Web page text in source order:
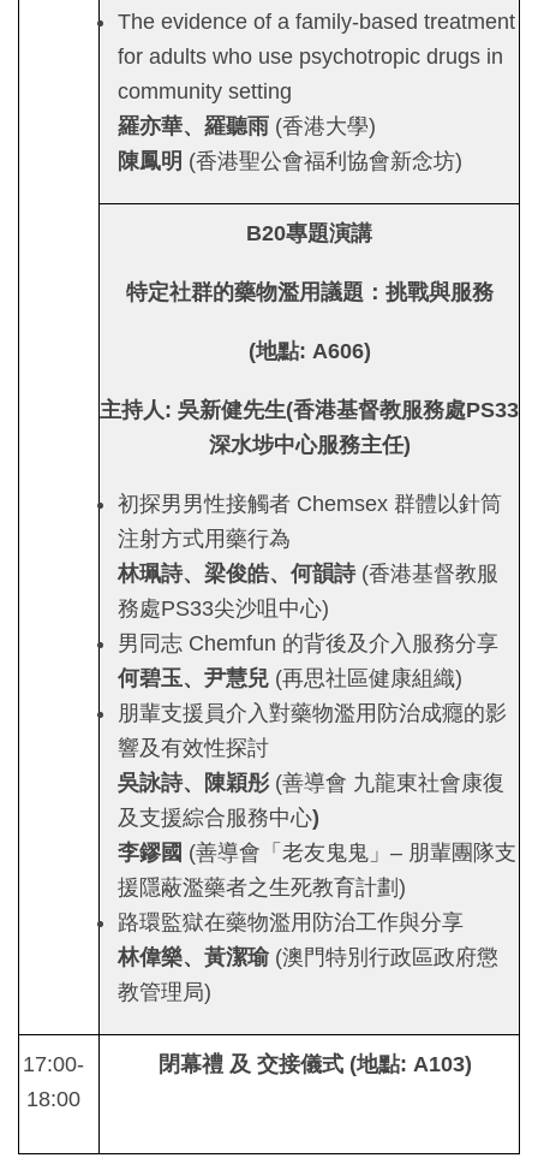
The evidence of a family-based treatment
for adults who use psychotropic drugs in
community setting
羅亦華、羅聽雨 (香港大學)
陳鳳明 (香港聖公會福利協會新念坊)
B20專題演講
特定社群的藥物濫用議題：挑戰與服務
(地點: A606)
主持人: 吳新健先生(香港基督教服務處PS33
深水埗中心服務主任)
初探男男性接觸者 Chemsex 群體以針筒
注射方式用藥行為
林珮詩、梁俊皓、何韻詩(香港基督教服
務處PS33尖沙咀中心)
男同志 Chemfun 的背後及介入服務分享
何碧玉、尹慧兒 (再思社區健康組織)
朋輩支援員介入對藥物濫用防治成癮的影
響及有效性探討
吳詠詩、陳穎彤 (善導會 九龍東社會康復
及支援綜合服務中心)
李鏐國 (善導會「老友鬼鬼」– 朋輩團隊支
援隱蔽濫藥者之生死教育計劃)
路環監獄在藥物濫用防治工作與分享
林偉樂、黃潔瑜 (澳門特別行政區政府懲
教管理局)
17:00-
18:00
閉幕禮 及 交接儀式 (地點: A103)